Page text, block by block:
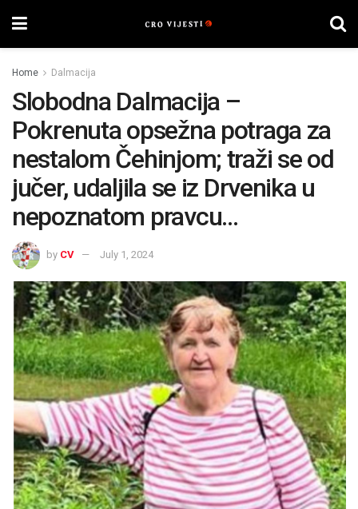
Home Dalmacija
Slobodna Dalmacija –
Pokrenuta opsežna potraga za
nestalom Čehinjom; traži se od
jučer, udaljila se iz Drvenika u
nepoznatom pravcu…
by CV July 1, 2024